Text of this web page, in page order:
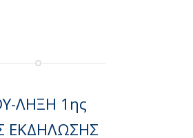
ΛΗΞΗ 1ης
ΕΚΔΗΛΩΣΗΣ